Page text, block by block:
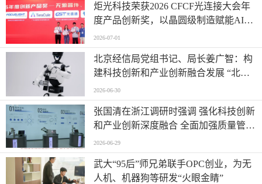
炬光科技荣获2026 CFCF光连接大会年
度产品创新奖，以晶圆级制造赋能AI时
代高密度光互连
2026-07-01
北京经信局党组书记、局长姜广智：构
建科技创新和产业创新融合发展 “北京
模式” 为首都推进新型工业化注入强劲
动能
2026-06-30
张国清在浙江调研时强调 强化科技创新
和产业创新深度融合 全面加强质量管理
增加高质量供给
2026-06-29
武大“95后”师兄弟联手OPC创业，为无
人机、机器狗等研发“火眼金睛”